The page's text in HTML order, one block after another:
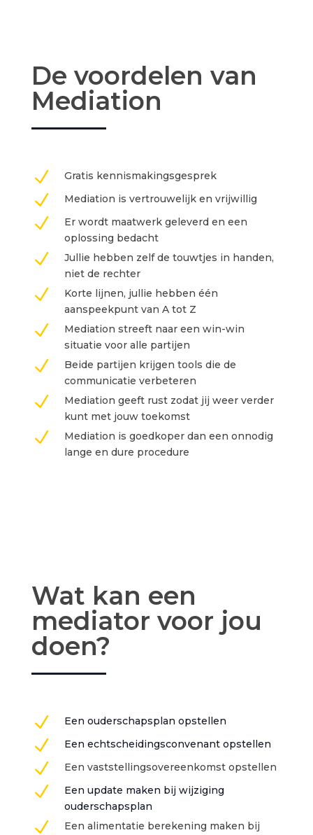
De voordelen van
Mediation
N Gratis kennismakingsgesprek
N Mediation is vertrouwelijk en vrijwillig
N
Er wordt maatwerk geleverd en een
oplossing bedacht
N
Jullie hebben zelf de touwtjes in handen,
niet de rechter
N
Korte lijnen, jullie hebben één
aanspeekpunt van A tot Z
N
Mediation streeft naar een win-win
situatie voor alle partijen
N
Beide partijen krijgen tools die de
communicatie verbeteren
N
Mediation geeft rust zodat jij weer verder
kunt met jouw toekomst
N
Mediation is goedkoper dan een onnodig
lange en dure procedure
N Een ouderschapsplan opstellen
N Een echtscheidingsconvenant opstellen
N Een vaststellingsovereenkomst opstellen
N
Een update maken bij wijziging
ouderschapsplan
N Een alimentatie berekening maken bij
Wat kan een
mediator voor jou
doen?